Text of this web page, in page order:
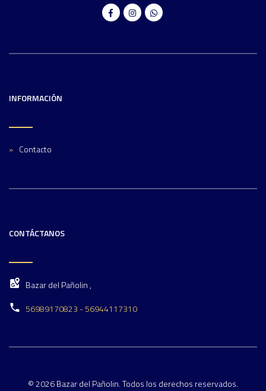
INFORMACIÓN
Contacto
CONTÁCTANOS
Bazar del Pañolin ,
56989170823 - 56944117310
© 2026 Bazar del Pañolin. Todos los derechos reservados.